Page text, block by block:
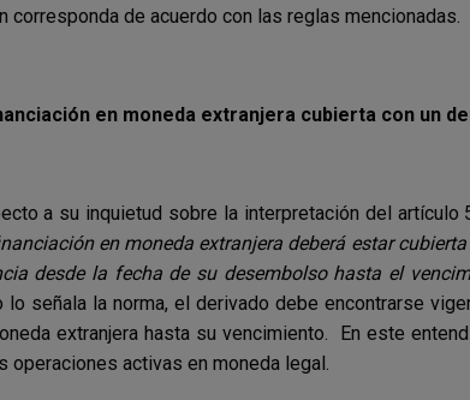
corresponda de acuerdo con las reglas mencionadas.
en moneda extranjera cubierta con un
a su inquietud sobre la interpretación del
en moneda extranjera deberá estar
desde la fecha de su desembolso hasta el
lo señala la norma, el derivado debe encontrarse
extranjera hasta su vencimiento. En este
operaciones activas en moneda legal.